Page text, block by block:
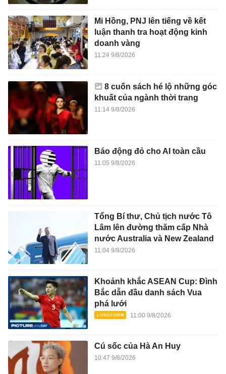
Mi Hồng, PNJ lên tiếng về kết
luận thanh tra hoạt động kinh
doanh vàng
11:24 9/8/2026
8 cuốn sách hé lộ những góc
khuất của ngành thời trang
11:14 9/8/2026
Báo động đỏ cho AI toàn cầu
11:05 9/8/2026
Tổng Bí thư, Chủ tịch nước Tô
Lâm lên đường thăm cấp Nhà
nước Australia và New Zealand
11:04 9/8/2026
Khoảnh khắc ASEAN Cup: Đình
Bắc dẫn đầu danh sách Vua
phá lưới
11:00 9/8/2026
Cú sốc của Hà An Huy
10:47 9/8/2026